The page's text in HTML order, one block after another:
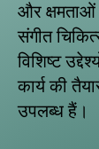
और
संगीत
विशिष्ट
कार्य की
उपलब्ध हैं।